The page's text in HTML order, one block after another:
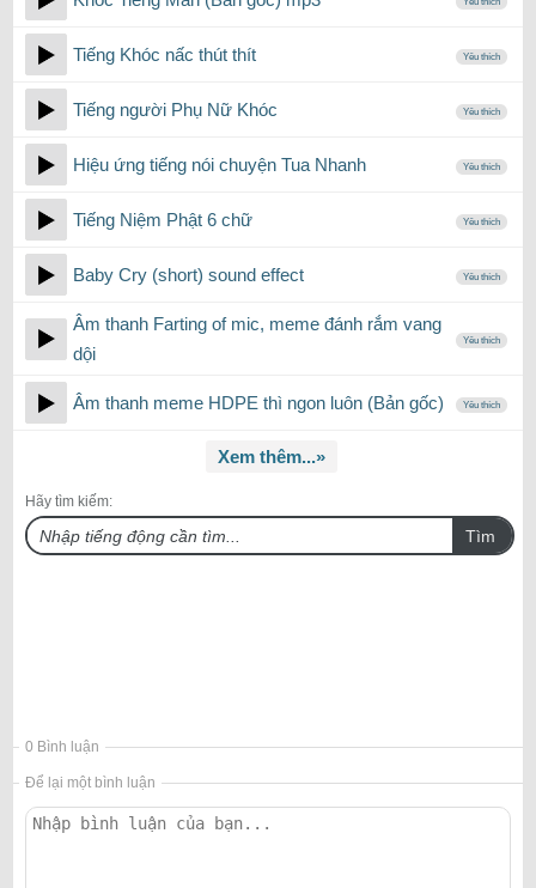
Tiếng Khóc nấc thút thít Yêu thích
Tiếng người Phụ Nữ Khóc Yêu thích
Hiệu ứng tiếng nói chuyện Tua Nhanh Yêu thích
Tiếng Niệm Phật 6 chữ Yêu thích
Baby Cry (short) sound effect Yêu thích
Âm thanh Farting of mic, meme đánh rắm vang
dội
Yêu thích
Âm thanh meme HDPE thì ngon luôn (Bản gốc) Yêu thích
Xem thêm...»
Hãy tìm kiếm:
Tìm
0 Bình luận
Để lại một bình luận